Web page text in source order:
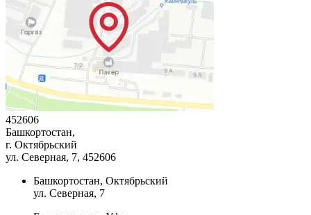
452606
Башкортостан,
г. Октябрьский
ул. Северная, 7, 452606
Башкортостан, Октябрьский
ул. Северная, 7